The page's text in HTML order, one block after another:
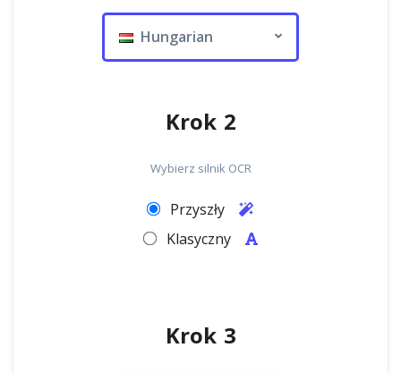
Hungarian
Krok 2
Wybierz silnik OCR
Przyszły
Klasyczny
Krok 3